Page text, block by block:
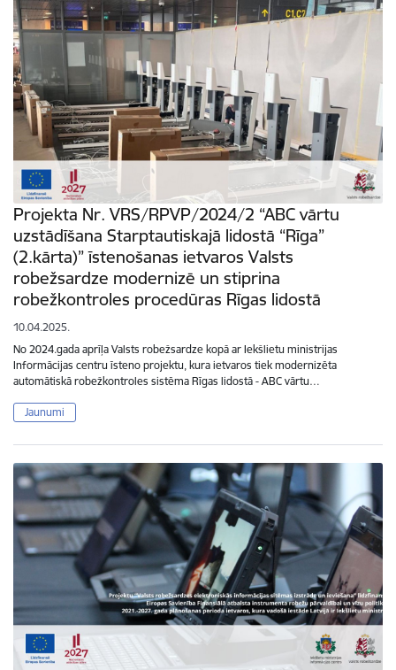
Projekta Nr. VRS/RPVP/2024/2 “ABC vārtu
uzstādīšana Starptautiskajā lidostā “Rīga”
(2.kārta)” īstenošanas ietvaros Valsts
robežsardze modernizē un stiprina
robežkontroles procedūras Rīgas lidostā
10.04.2025.
No 2024.gada aprīļa Valsts robežsardze kopā ar Iekšlietu ministrijas
Informācijas centru īsteno projektu, kura ietvaros tiek modernizēta
automātiskā robežkontroles sistēma Rīgas lidostā - ABC vārtu…
Jaunumi